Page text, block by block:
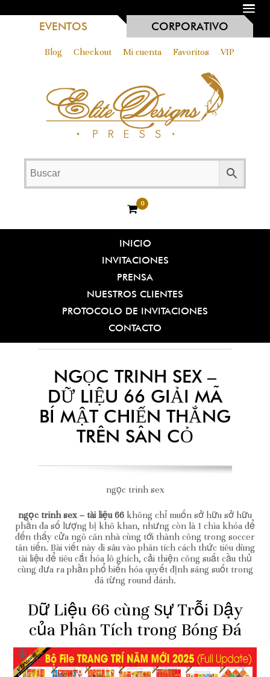
MENU
EVENTOS
CORPORATIVO
Blog Checkout Mi cuenta Favoritos VIP
0
INICIO
INVITACIONES
PRENSA
NUESTROS CLIENTES
PROTOCOLO DE INVITACIONES
CONTACTO
NGỌC TRINH SEX –
DỮ LIỆU 66 GIẢI MÃ
BÍ MẬT CHIẾN THẮNG
TRÊN SÂN CỎ
ngọc trinh sex
ngọc trinh sex – tài liệu 66 không chỉ muốn sở hữu sở hữu
phần đa số lượng bị khô khan, nhưng còn là 1 chìa khóa để
đến thấy cửa ngõ căn nhà cùng tới thành công trong soccer
tân tiến. Bài viết này đi sâu vào phân tích cách thức tiêu dùng
tài liệu để tiêu cắt hóa lô ghích, cải thiện công suất cầu thủ
cùng đưa ra phần phổ biến hóa quyết định sáng suốt trong
đã từng round đánh.
Dữ Liệu 66 cùng Sự Trỗi Dậy
của Phân Tích trong Bóng Đá